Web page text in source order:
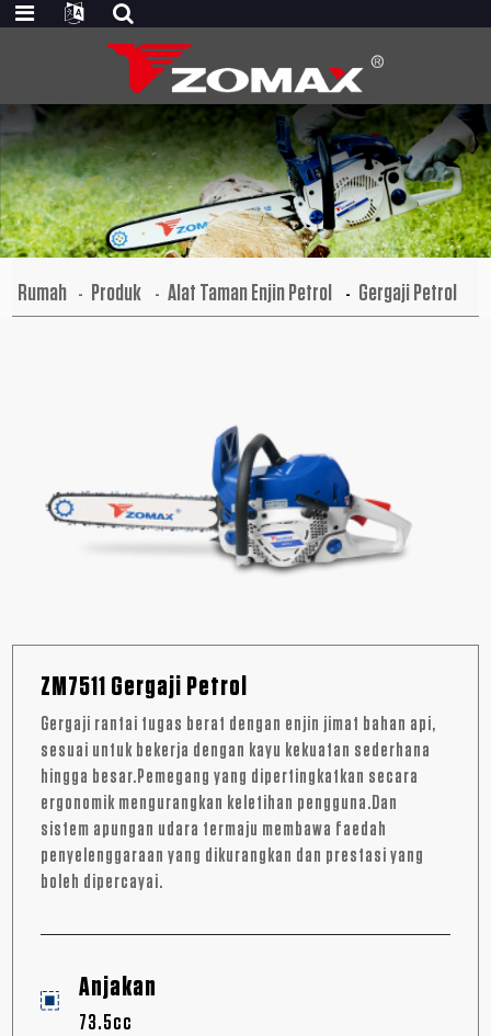
Rumah Produk Alat Taman Enjin Petrol Gergaji Petrol
ZM7511 Gergaji Petrol
Gergaji rantai tugas berat dengan enjin jimat bahan api,
sesuai untuk bekerja dengan kayu kekuatan sederhana
hingga besar.Pemegang yang dipertingkatkan secara
ergonomik mengurangkan keletihan pengguna.Dan
sistem apungan udara termaju membawa faedah
penyelenggaraan yang dikurangkan dan prestasi yang
boleh dipercayai.
Anjakan
73.5cc